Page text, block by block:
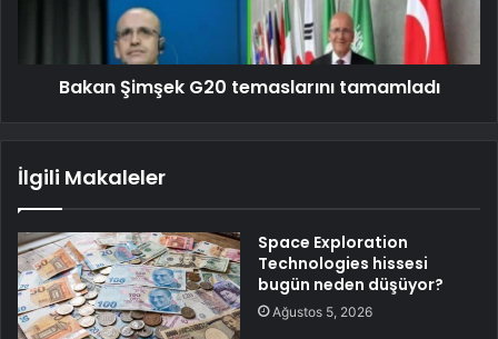
Bakan Şimşek G20 temaslarını tamamladı
İlgili Makaleler
Space Exploration
Technologies hissesi
bugün neden düşüyor?
Ağustos 5, 2026